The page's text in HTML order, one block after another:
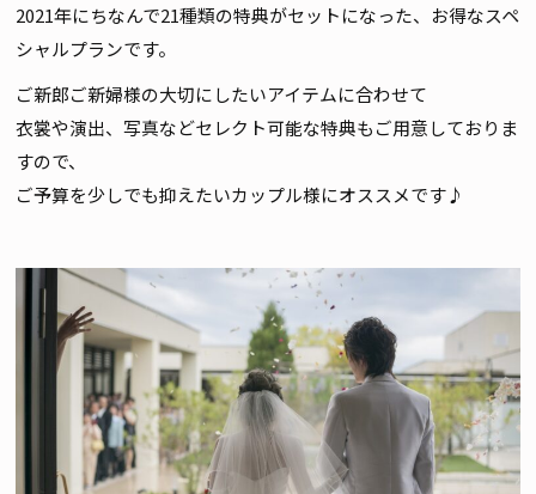
2021年にちなんで21種類の特典がセットになった、お得なスペ
シャルプランです。
ご新郎ご新婦様の大切にしたいアイテムに合わせて
衣裳や演出、写真などセレクト可能な特典もご用意しておりま
すので、
ご予算を少しでも抑えたいカップル様にオススメです♪